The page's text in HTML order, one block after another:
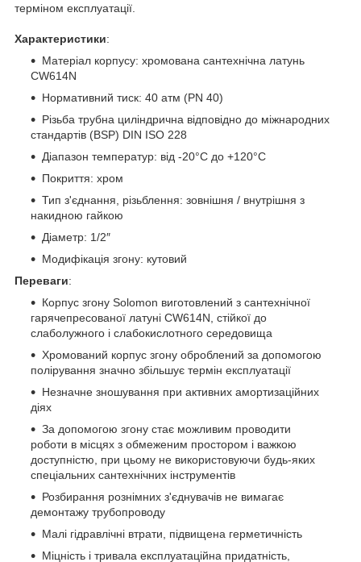
терміном експлуатації.
Характеристики:
Матеріал корпусу: хромована сантехнічна латунь
CW614N
Нормативний тиск: 40 атм (PN 40)
Різьба трубна циліндрична відповідно до міжнародних
стандартів (BSP) DIN ISO 228
Діапазон температур: від -20°С до +120°С
Покриття: хром
Тип з'єднання, різьблення: зовнішня / внутрішня з
накидною гайкою
Діаметр: 1/2″
Модифікація згону: кутовий
Переваги:
Корпус згону Solomon виготовлений з сантехнічної
гарячепресованої латуні CW614N, стійкої до
слаболужного і слабокислотного середовища
Хромований корпус згону оброблений за допомогою
полірування значно збільшує термін експлуатації
Незначне зношування при активних амортизаційних
діях
За допомогою згону стає можливим проводити
роботи в місцях з обмеженим простором і важкою
доступністю, при цьому не використовуючи будь-яких
спеціальних сантехнічних інструментів
Розбирання рознімних з'єднувачів не вимагає
демонтажу трубопроводу
Малі гідравлічні втрати, підвищена герметичність
Міцність і тривала експлуатаційна придатність,